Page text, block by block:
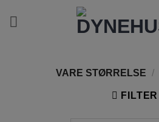
VARE STØRRELSE /
FILTER